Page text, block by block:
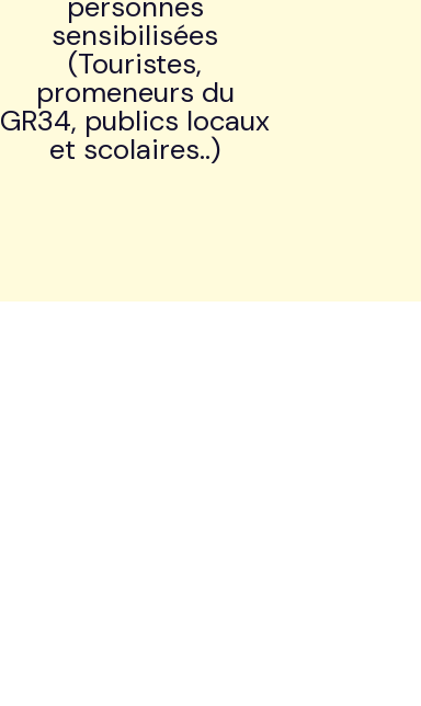
sensibilisées
(Touristes,
promeneurs du
GR34, publics locaux
et scolaires..)